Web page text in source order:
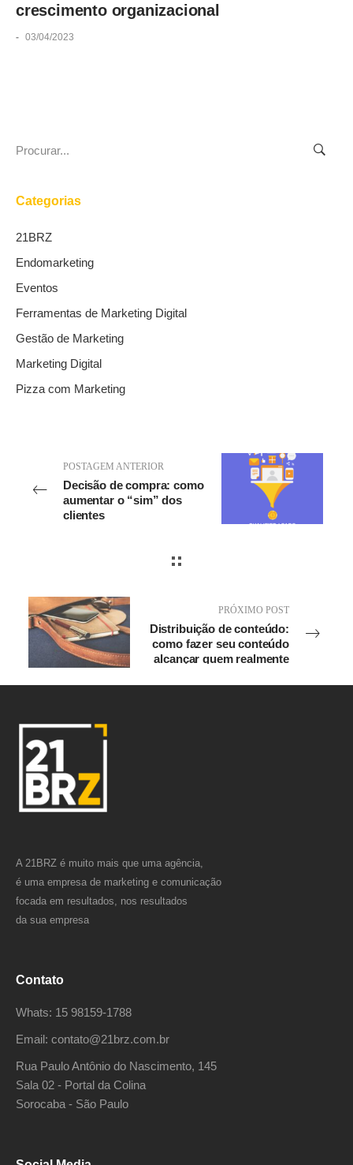
crescimento organizacional
- 03/04/2023
for:
Categorias
21BRZ
Endomarketing
Eventos
Ferramentas de Marketing Digital
Gestão de Marketing
Marketing Digital
Pizza com Marketing
POSTAGEM ANTERIOR
Decisão de compra: como
aumentar o “sim” dos
clientes
PRÓXIMO POST
Distribuição de conteúdo:
como fazer seu conteúdo
alcançar quem realmente
A 21BRZ é muito mais que uma agência,
é uma empresa de marketing e comunicação
focada em resultados, nos resultados
da sua empresa
Contato
Whats: 15 98159-1788
Email: contato@21brz.com.br
Rua Paulo Antônio do Nascimento, 145
Sala 02 - Portal da Colina
Sorocaba - São Paulo